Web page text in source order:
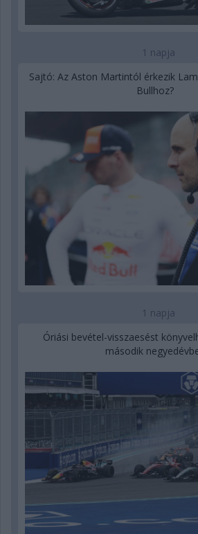
1 napja
Sajtó: Az Aston Martintól érkezik
Bullhoz?
1 napja
Óriási bevétel-visszaesést
második